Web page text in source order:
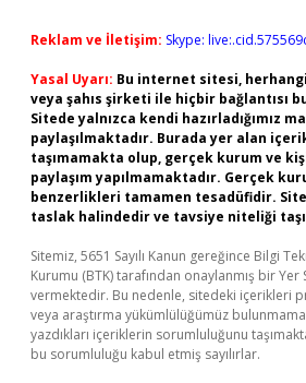
Reklam ve İletişim: Skype:
Yasal Uyarı: Bu internet sitesi,
veya şahıs şirketi ile hiçbir bağlantısı
Sitede yalnızca kendi hazırladığımız
paylaşılmaktadır. Burada yer alan
taşımamakta olup, gerçek kurum ve
paylaşım yapılmamaktadır. Gerçek
benzerlikleri tamamen tesadüfidir.
taslak halindedir ve tavsiye niteliği
Sitemiz, 5651 Sayılı Kanun gereğince Bilgi
Kurumu (BTK) tarafından onaylanmış bir Yer
vermektedir. Bu nedenle, sitedeki içerikleri
veya araştırma yükümlülüğümüz
yazdıkları içeriklerin sorumluluğunu
bu sorumluluğu kabul etmiş sayılırlar.